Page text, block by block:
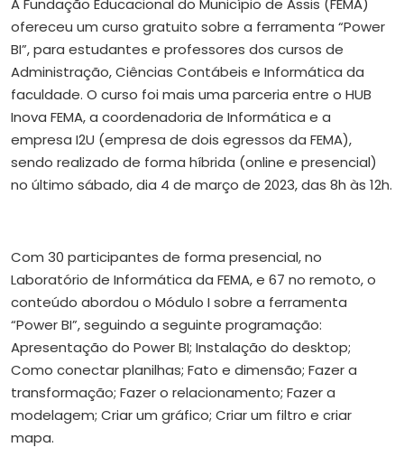
A Fundação Educacional do Município de Assis (FEMA)
ofereceu um curso gratuito sobre a ferramenta “Power
BI”, para estudantes e professores dos cursos de
Administração, Ciências Contábeis e Informática da
faculdade. O curso foi mais uma parceria entre o HUB
Inova FEMA, a coordenadoria de Informática e a
empresa I2U (empresa de dois egressos da FEMA),
sendo realizado de forma híbrida (online e presencial)
no último sábado, dia 4 de março de 2023, das 8h às 12h.
Com 30 participantes de forma presencial, no
Laboratório de Informática da FEMA, e 67 no remoto, o
conteúdo abordou o Módulo I sobre a ferramenta
“Power BI”, seguindo a seguinte programação:
Apresentação do Power BI; Instalação do desktop;
Como conectar planilhas; Fato e dimensão; Fazer a
transformação; Fazer o relacionamento; Fazer a
modelagem; Criar um gráfico; Criar um filtro e criar
mapa.